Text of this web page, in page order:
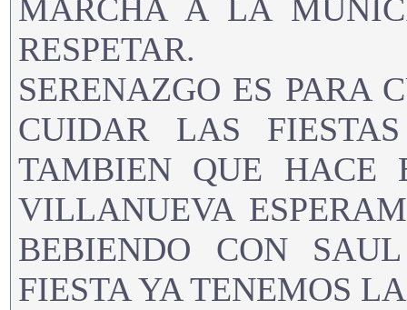
MARCHA A LA
RESPETAR.
SERENAZGO ES PARA
CUIDAR LAS
TAMBIEN QUE HACE
VILLANUEVA
BEBIENDO CON
FIESTA YA TENEMOS